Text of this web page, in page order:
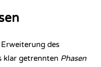
des
klar getrennten Phasen